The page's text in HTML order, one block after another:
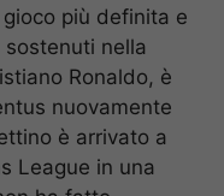
più definita e
sostenuti nella
Ronaldo, è
nuovamente
è arrivato a
League in una